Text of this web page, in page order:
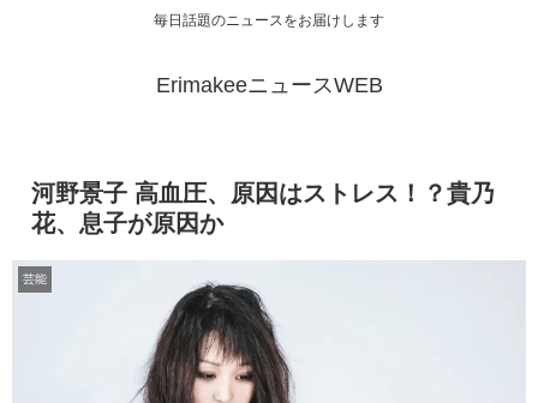
毎日話題のニュースをお届けします
ErimakeeニュースWEB
河野景子 高血圧、原因はストレス！？貴乃
花、息子が原因か
芸能